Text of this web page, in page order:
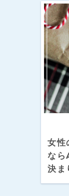
女性
なら
決ま